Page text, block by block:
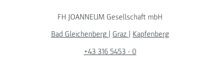
FH JOANNEUM Gesellschaft mbH
Bad Gleichenberg
Graz
Kapfenberg
+43 316 5453 - 0